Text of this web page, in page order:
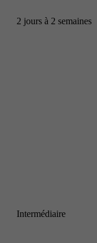
2 jours à 2 semaines
Intermédiaire